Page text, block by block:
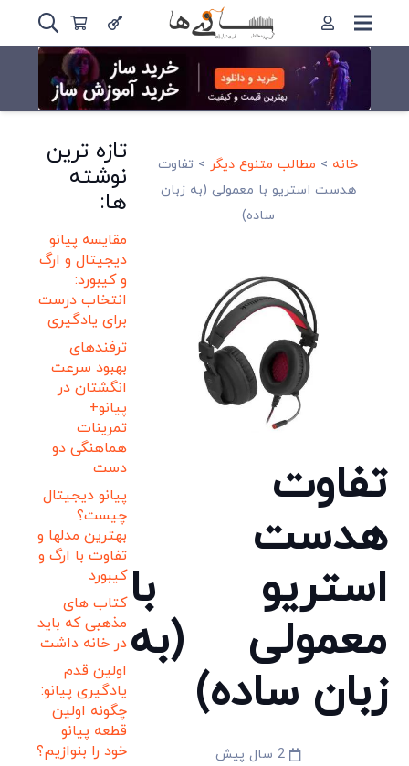
خانه > مطالب متنوع دیگر> تفاوت
هدست استریو با معمولی (به زبان
ساده)
تفاوت
هدست
استریو با
معمولی (به
زبان ساده)
2 سال پیش
تازه ترین
نوشته
ها:
مقایسه پیانو
دیجیتال و ارگ
و کیبورد:
انتخاب درست
برای یادگیری
ترفندهای
بهبود سرعت
انگشتان در
پیانو+
تمرینات
هماهنگی دو
دست
پیانو دیجیتال
چیست؟
بهترین مدلها و
تفاوت با ارگ و
کیبورد
کتاب های
مذهبی که باید
در خانه داشت
اولین قدم
یادگیری پیانو:
چگونه اولین
قطعه پیانو
خود را بنوازیم؟